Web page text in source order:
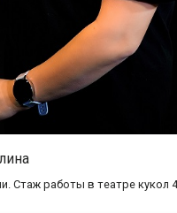
Стаж работы в театре кукол